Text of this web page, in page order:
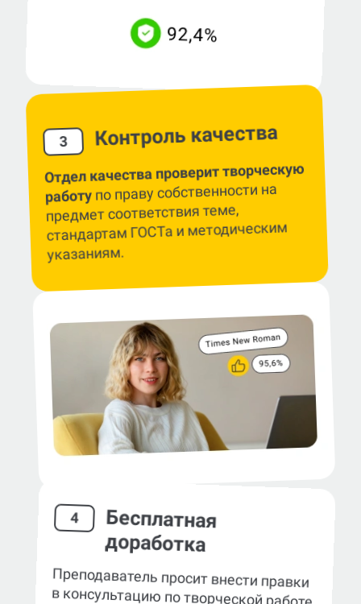
3 Контроль качества
Отдел качества проверит творческую
работупо праву собственности на
предмет соответствия теме,
стандартам ГОСТа и методическим
указаниям.
4 Бесплатная
доработка
Преподаватель просит внести правки
в консультацию по творческой работе